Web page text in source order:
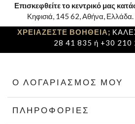
Επισκεφθείτε το κεντρικό μας
Κηφισιά, 145 62, Αθήνα,
ΧΡΕΙΑΖΕΣΤΕ ΒΟΗΘΕΙΑ;
28 41 835 ή +30 210
Ο ΛΟΓΑΡΙΑΣΜΌΣ ΜΟΥ
ΠΛΗΡΟΦΟΡΊΕΣ